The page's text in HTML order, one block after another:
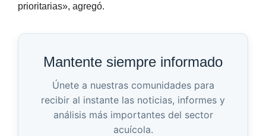
prioritarias», agregó.
Mantente siempre informado
Únete a nuestras comunidades para
recibir al instante las noticias, informes y
análisis más importantes del sector
acuícola.